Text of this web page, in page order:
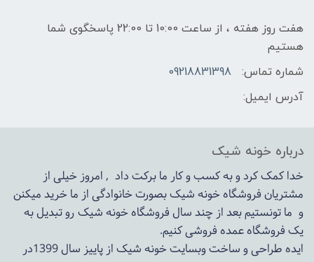
هفت روز هفته ، از ساعت 10:00 تا 22:00 پاسخگوی شما
هستیم
شماره تماس:
09218831398
آدرس ایمیل:
درباره خونه شیک
خدا کمک کرد و به کسب و کار ما برکت داد , امروز خیلی از
مشتریان فروشگاه خونه شیک بصورت خانوادگی از ما خرید میکنن
و ما تونستیم بعد از چند سال فروشگاهخونه شیکرو تبدیل به
یک فروشگاه عمده فروشی کنیم.
ایده طراحی و ساخت وبسایت خونه شیک از پاییز سال 1399در